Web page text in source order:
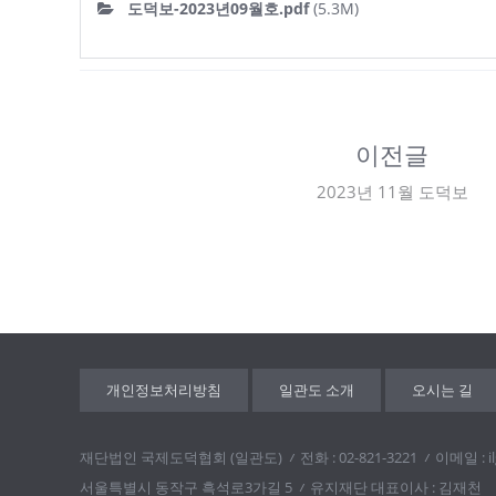
도덕보-2023년09월호.pdf(5.3M)
이전글
2023년 11월 도덕보
개인정보처리방침 일관도 소개 오시는 길
재단법인 국제도덕협회 (일관도) 전화 : 02-821-3221
이메일 :
서울특별시 동작구 흑석로3가길 5
유지재단 대표이사 : 김재천